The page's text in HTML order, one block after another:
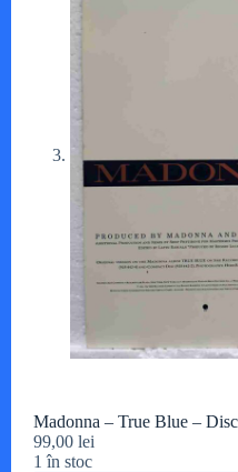
Madonna – True Blue –
99,00 lei
1 în stoc